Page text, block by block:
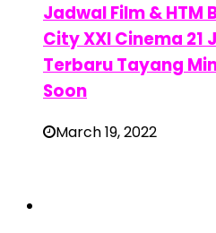
Jadwal Film & HTM
City XXI Cinema
Terbaru Tayang
Soon
March 19, 2022